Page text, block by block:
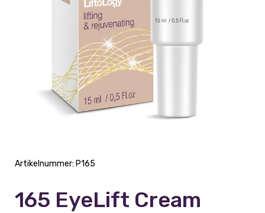
Artikelnummer: P165
165 EyeLift Cream